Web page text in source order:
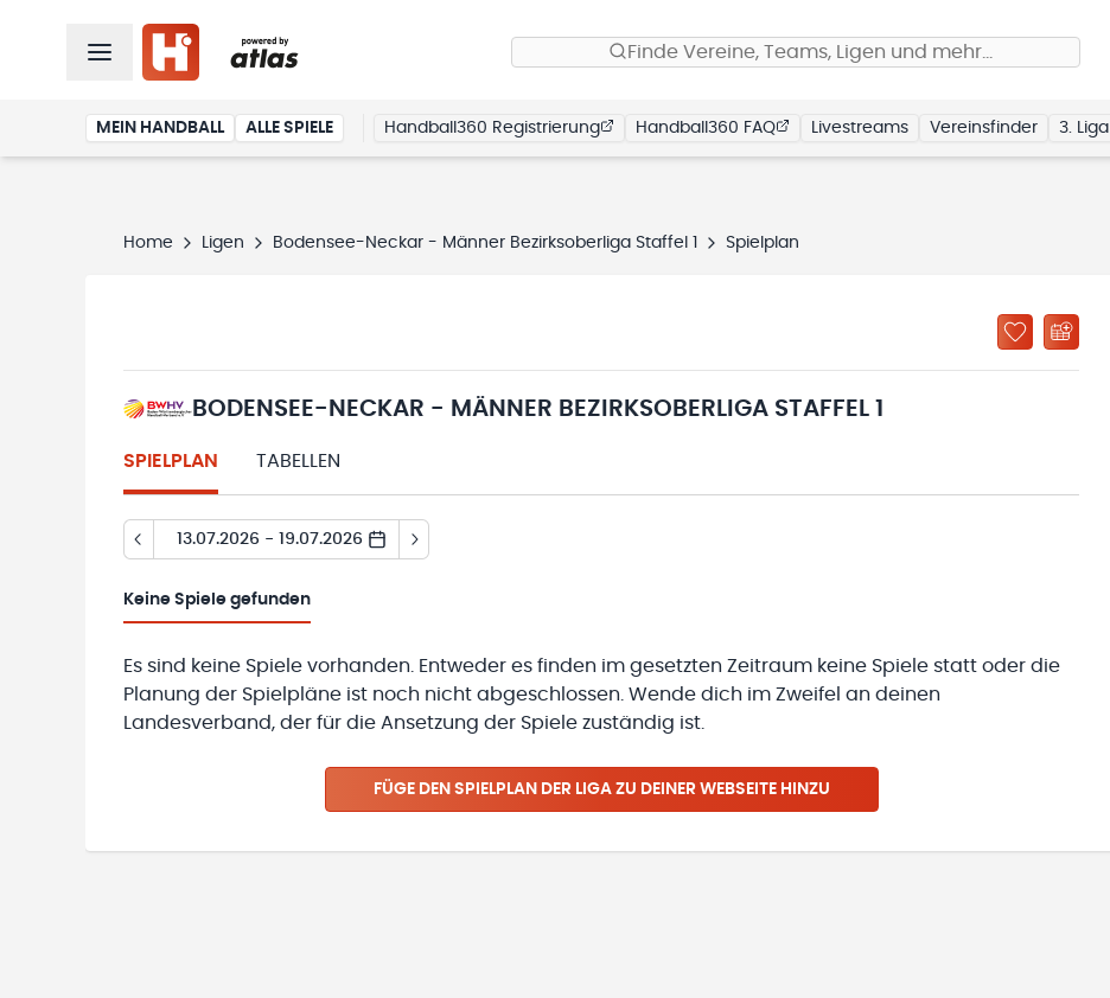
Finde Vereine, Teams, Ligen und mehr…
MEIN HANDBALL ALLE SPIELE Handball360 Registrierung Handball360 FAQ Livestreams Vereinsfinder 3. Liga
Home Ligen Bodensee-Neckar - Männer Bezirksoberliga Staffel 1 Spielplan
BODENSEE-NECKAR - MÄNNER BEZIRKSOBERLIGA STAFFEL 1
SPIELPLAN TABELLEN
13.07.2026 - 19.07.2026
Keine Spiele gefunden
Es sind keine Spiele vorhanden. Entweder es finden im gesetzten Zeitraum keine Spiele statt oder die
Planung der Spielpläne ist noch nicht abgeschlossen. Wende dich im Zweifel an deinen
Landesverband, der für die Ansetzung der Spiele zuständig ist.
FÜGE DEN SPIELPLAN DER LIGA ZU DEINER WEBSEITE HINZU